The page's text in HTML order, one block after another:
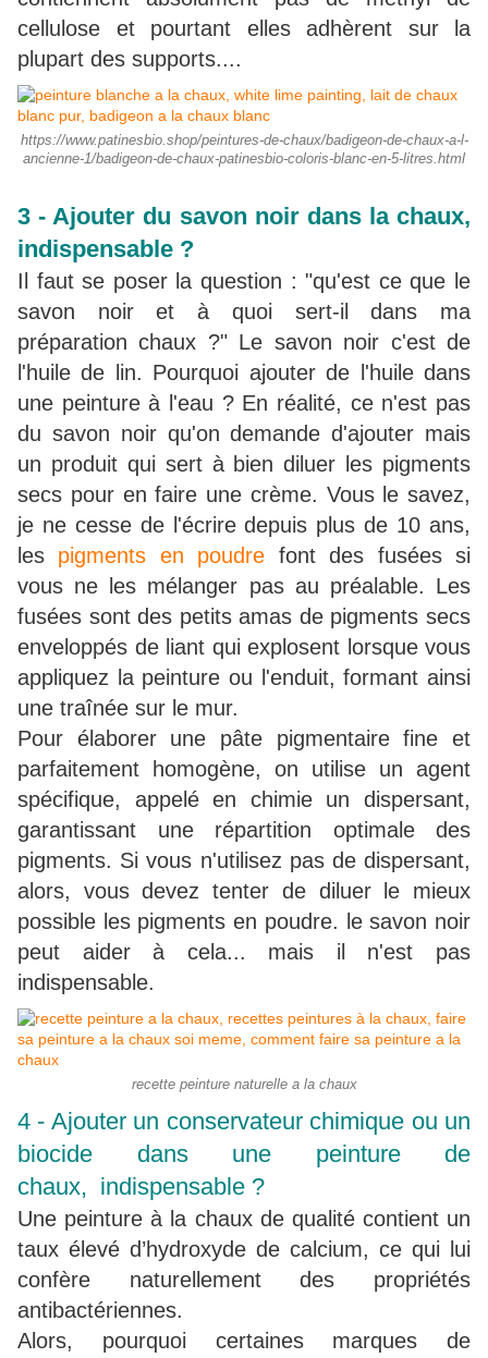
cellulose et pourtant elles adhèrent sur la
plupart des supports....
https://www.patinesbio.shop/peintures-de-chaux/badigeon-de-chaux-a-l-
ancienne-1/badigeon-de-chaux-patinesbio-coloris-blanc-en-5-litres.html
3 - Ajouter du savon noir dans la chaux,
indispensable ?
Il faut se poser la question : "qu'est ce que le
savon noir et à quoi sert-il dans ma
préparation chaux ?" Le savon noir c'est de
l'huile de lin. Pourquoi ajouter de l'huile dans
une peinture à l'eau ? En réalité, ce n'est pas
du savon noir qu'on demande d'ajouter mais
un produit qui sert à bien diluer les pigments
secs pour en faire une crème. Vous le savez,
je ne cesse de l'écrire depuis plus de 10 ans,
les pigments en poudre font des fusées si
vous ne les mélanger pas au préalable. Les
fusées sont des petits amas de pigments secs
enveloppés de liant qui explosent lorsque vous
appliquez la peinture ou l'enduit, formant ainsi
une traînée sur le mur.
Pour élaborer une pâte pigmentaire fine et
parfaitement homogène, on utilise un agent
spécifique, appelé en chimie un dispersant,
garantissant une répartition optimale des
pigments. Si vous n'utilisez pas de dispersant,
alors, vous devez tenter de diluer le mieux
possible les pigments en poudre. le savon noir
peut aider à cela... mais il n'est pas
indispensable.
recette peinture naturelle a la chaux
​4 - Ajouter un conservateur chimique ou un
biocide dans une peinture de
chaux, indispensable ?
Une peinture à la chaux de qualité contient un
taux élevé d’hydroxyde de calcium, ce qui lui
confère naturellement des propriétés
antibactériennes.
Alors, pourquoi certaines marques de